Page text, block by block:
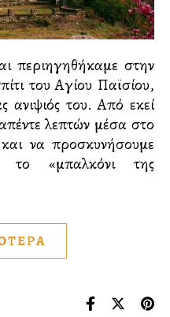
του Αγίου Παϊσίου,
ανιψιός του. Από εκεί
λεπτών μέσα στο
να προσκυνήσουμε
«μπαλκόνι της